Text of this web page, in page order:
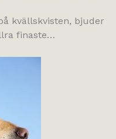
kvällskvisten, bjuder
finaste…